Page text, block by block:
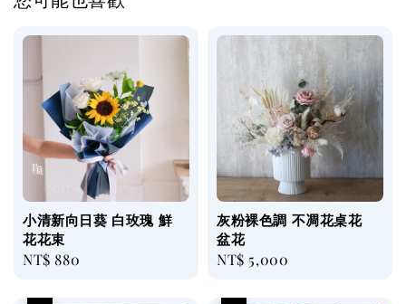
小清新向日葵 白玫瑰 鮮
花花束
Regular
NT$ 880
灰粉裸色調 不凋花桌花
盆花
Regular
NT$ 5,000